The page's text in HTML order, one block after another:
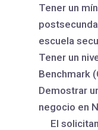
Tener un
escuela
Tener un
Benchmark
Demostrar
negocio en
El